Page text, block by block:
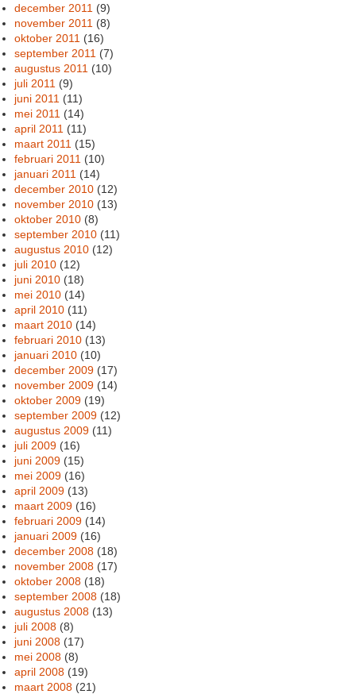
december 2011 (9)
november 2011 (8)
oktober 2011 (16)
september 2011 (7)
augustus 2011 (10)
juli 2011 (9)
juni 2011 (11)
mei 2011 (14)
april 2011 (11)
maart 2011 (15)
februari 2011 (10)
januari 2011 (14)
december 2010 (12)
november 2010 (13)
oktober 2010 (8)
september 2010 (11)
augustus 2010 (12)
juli 2010 (12)
juni 2010 (18)
mei 2010 (14)
april 2010 (11)
maart 2010 (14)
februari 2010 (13)
januari 2010 (10)
december 2009 (17)
november 2009 (14)
oktober 2009 (19)
september 2009 (12)
augustus 2009 (11)
juli 2009 (16)
juni 2009 (15)
mei 2009 (16)
april 2009 (13)
maart 2009 (16)
februari 2009 (14)
januari 2009 (16)
december 2008 (18)
november 2008 (17)
oktober 2008 (18)
september 2008 (18)
augustus 2008 (13)
juli 2008 (8)
juni 2008 (17)
mei 2008 (8)
april 2008 (19)
maart 2008 (21)